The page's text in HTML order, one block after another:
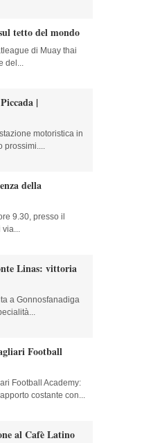
tetto del mondo
di Muay thai
del...
|
motoristica in
prossimi....
della
9.30, presso il
via...
Linas: vittoria
a Gonnosfanadiga
Football
Football Academy:
costante con...
al Cafè Latino